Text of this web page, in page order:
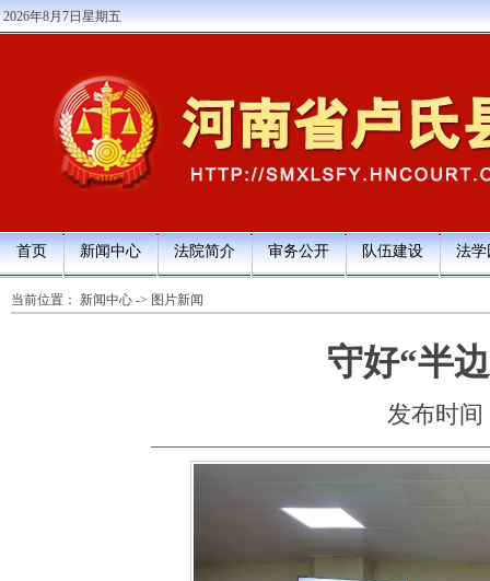
2026年8月7日星期五
首页 新闻中心 法院简介 审务公开 队伍建设 法学
当前位置： 新闻中心 -> 图片新闻
守好“半
发布时间